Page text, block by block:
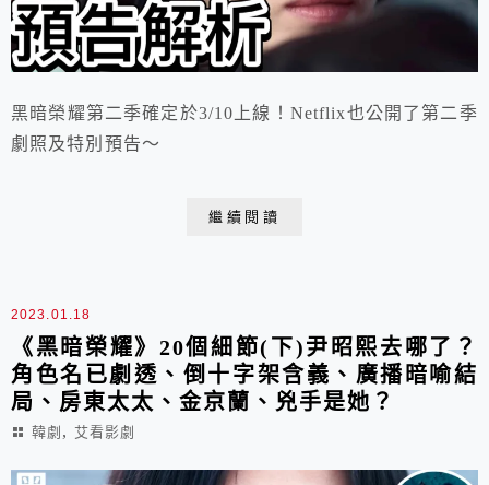
黑暗榮耀第二季確定於3/10上線！Netflix也公開了第二季
劇照及特別預告～
繼續閱讀
2023.01.18
《黑暗榮耀》20個細節(下)尹昭熙去哪了？
角色名已劇透、倒十字架含義、廣播暗喻結
局、房東太太、金京蘭、兇手是她？
韓劇 , 艾看影劇